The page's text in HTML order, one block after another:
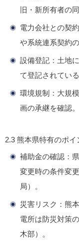
旧・新所有者の
電力会社との契
や系統連系契約
設備登記 ：土地
て登記されてい
環境規制 ：大規
画の承継を確認。
2.3 熊本県特有のポイ
補助金の確認 ：
変更時の条件変
局）。
災害リスク ：熊
電所は防災対策
木部）。